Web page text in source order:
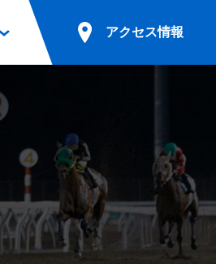
アクセス情報
無料送迎バスでのご来場
公共の交通機関でのご来場